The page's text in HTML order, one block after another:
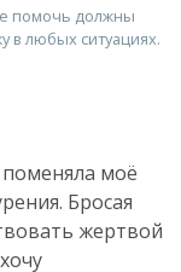
помочь должны
в любых ситуациях.
моё
Бросая
жертвой